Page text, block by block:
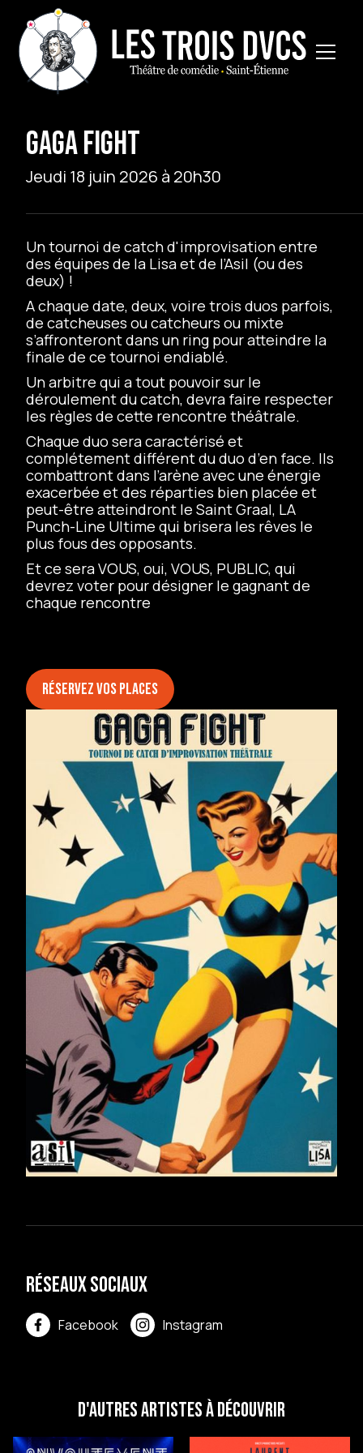
GAGA FIGHT
Jeudi 18 juin 2026 à 20h30
Un tournoi de catch d'improvisation entre
des équipes de la Lisa et de l’Asil (ou des
deux) !
A chaque date, deux, voire trois duos parfois,
de catcheuses ou catcheurs ou mixte
s’affronteront dans un ring pour atteindre la
finale de ce tournoi endiablé.
Un arbitre qui a tout pouvoir sur le
déroulement du catch, devra faire respecter
les règles de cette rencontre théâtrale.
Chaque duo sera caractérisé et
complétement différent du duo d’en face. Ils
combattront dans l’arène avec une énergie
exacerbée et des réparties bien placée et
peut-être atteindront le Saint Graal, LA
Punch-Line Ultime qui brisera les rêves le
plus fous des opposants.
Et ce sera VOUS, oui, VOUS, PUBLIC, qui
devrez voter pour désigner le gagnant de
chaque rencontre
Réservez vos places
Réseaux sociaux
Facebook Instagram
D'autres artistes à découvrir